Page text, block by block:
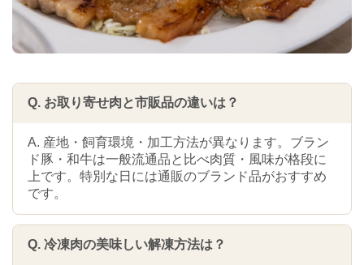
Q. お取り寄せ肉と市販品の違いは？
A. 産地・飼育環境・加工方法が異なります。ブラン
ド豚・和牛は一般流通品と比べ肉質・風味が格段に
上です。特別な日には通販のブランド品がおすすめ
です。
Q. 冷凍肉の美味しい解凍方法は？